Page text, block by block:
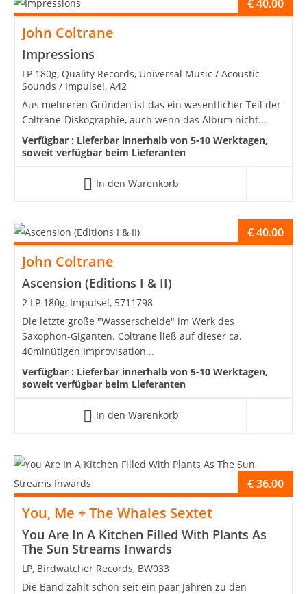
John Coltrane
Impressions
€40.00
LP 180g, Quality Records, Universal Music / Acoustic
Sounds / Impulse!, A42
Aus mehreren Gründen ist das ein wesentlicher Teil der
Coltrane-Diskographie, auch wenn das Album nicht...
Verfügbar : Lieferbar innerhalb von 5-10 Werktagen,
soweit verfügbar beim Lieferanten
In den Warenkorb
John Coltrane
Ascension (Editions I & II)
€40.00
2 LP 180g, Impulse!, 5711798
Die letzte große "Wasserscheide" im Werk des
Saxophon-Giganten. Coltrane ließ auf dieser ca.
40minütigen Improvisation...
Verfügbar : Lieferbar innerhalb von 5-10 Werktagen,
soweit verfügbar beim Lieferanten
In den Warenkorb
You, Me + The Whales Sextet
You Are In A Kitchen Filled With Plants As
The Sun Streams Inwards
€36.00
LP, Birdwatcher Records, BW033
Die Band zählt schon seit ein paar Jahren zu den